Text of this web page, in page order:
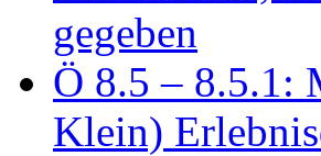
gegeben
Ö 8.5 – 8.5.1:
Klein)